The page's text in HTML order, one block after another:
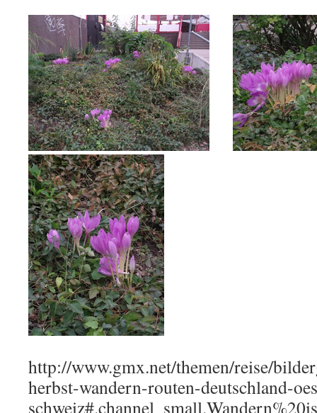
http://www.gmx.net/themen/reise/
herbst-wandern-routen-deutschland-